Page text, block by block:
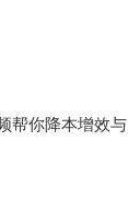
帮你降本增效与